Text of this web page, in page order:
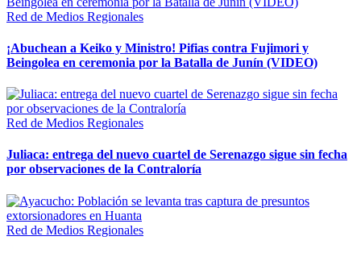
Red de Medios Regionales
¡Abuchean a Keiko y Ministro! Pifias contra Fujimori y
Beingolea en ceremonia por la Batalla de Junín (VIDEO)
Red de Medios Regionales
Juliaca: entrega del nuevo cuartel de Serenazgo sigue sin fecha
por observaciones de la Contraloría
Red de Medios Regionales